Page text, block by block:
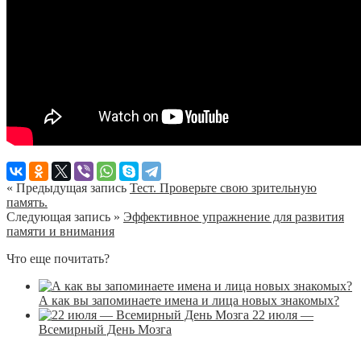
« Предыдущая запись Тест. Проверьте свою зрительную
память.
Следующая запись » Эффективное упражнение для развития
памяти и внимания
Что еще почитать?
А как вы запоминаете имена и лица новых знакомых?
22 июля —
Всемирный День Мозга